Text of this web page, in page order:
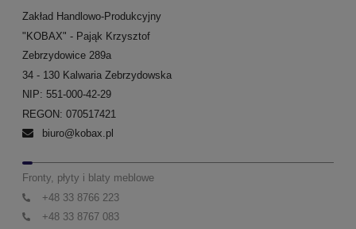
Zakład Handlowo-Produkcyjny
"KOBAX" - Pająk Krzysztof
Zebrzydowice 289a
34 - 130 Kalwaria Zebrzydowska
NIP: 551-000-42-29
REGON: 070517421
biuro@kobax.pl
Fronty, płyty i blaty meblowe
+48 33 8766 223
+48 33 8767 083